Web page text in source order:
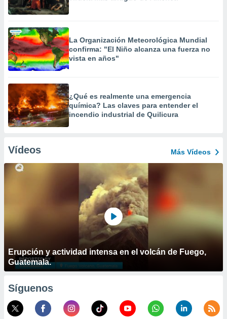
La Organización Meteorológica Mundial
confirma: "El Niño alcanza una fuerza no
vista en años"
¿Qué es realmente una emergencia
química? Las claves para entender el
incendio industrial de Quilicura
Vídeos Más Vídeos
Erupción y actividad intensa en el volcán de Fuego,
Guatemala.
Síguenos